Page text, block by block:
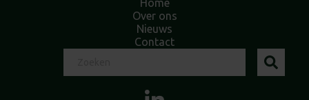
Home
Over ons
Nieuws
Contact